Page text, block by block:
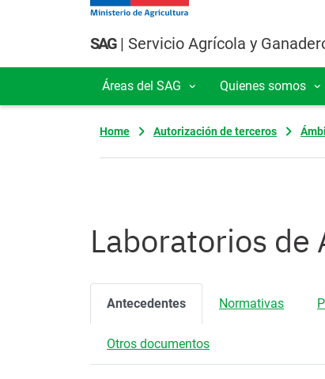
Pasar al contenido principal
SAG| Servicio Agrícola y
Navegación
Áreas del SAG Quienes somos
Home Autorización de terceros
Laboratorios de
Antecedentes Normativas
Otros documentos